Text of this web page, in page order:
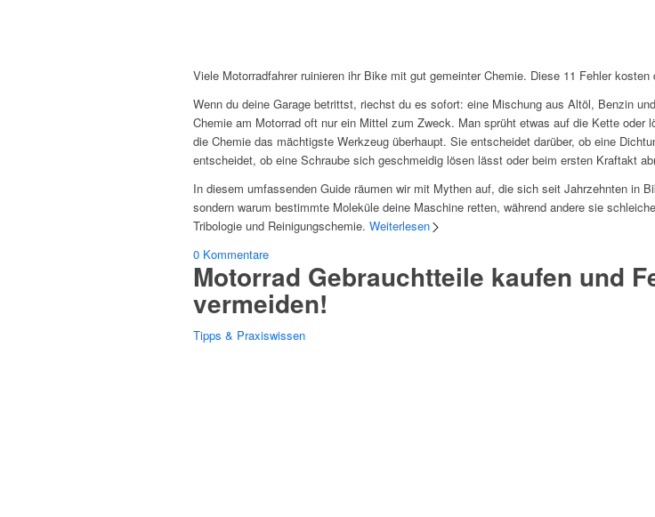
Viele Motorradfahrer ruinieren ihr Bike mit gut gemeinter Chemie. Diese 11 Fehler
Wenn du deine Garage betrittst, riechst du es sofort: eine Mischung aus Altöl, Benzin
Chemie am Motorrad oft nur ein Mittel zum Zweck. Man sprüht etwas auf die Kette
die Chemie das mächtigste Werkzeug überhaupt. Sie entscheidet darüber, ob eine
entscheidet, ob eine Schraube sich geschmeidig lösen lässt oder beim ersten Kraftakt
In diesem umfassenden Guide räumen wir mit Mythen auf, die sich seit Jahrzehnten in
sondern warum bestimmte Moleküle deine Maschine retten, während andere sie
Tribologie und Reinigungschemie. Weiterlesen
0 Kommentare
Motorrad Gebrauchtteile kaufen und
vermeiden!
Tipps & Praxiswissen